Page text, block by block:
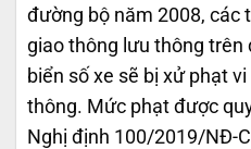
đường bộ năm 2008, các
giao thông lưu thông trên
biển số xe sẽ bị xử phạt
thông. Mức phạt được
Nghị định 100/2019/NĐ-